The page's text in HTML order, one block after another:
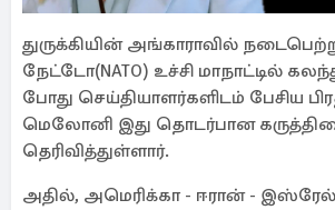
துருக்கியின் அங்காராவில்
நேட்டோ(NATO) உச்சி மாநாட்டில்
போது செய்தியாளர்களிடம் பேசிய
மெலோனி இது தொடர்பான
தெரிவித்துள்ளார்.
அதில், அமெரிக்கா - ஈரான் -